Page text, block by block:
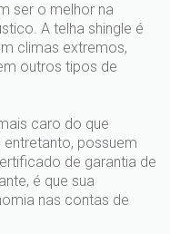
ser o melhor na
A telha shingle é
climas extremos,
outros tipos de
caro do que
possuem
de garantia de
é que sua
nas contas de